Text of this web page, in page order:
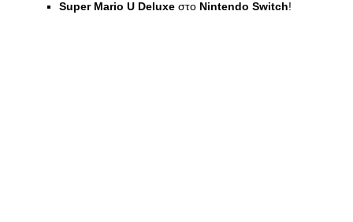
Super Mario U Deluxe στο Nintendo Switch!